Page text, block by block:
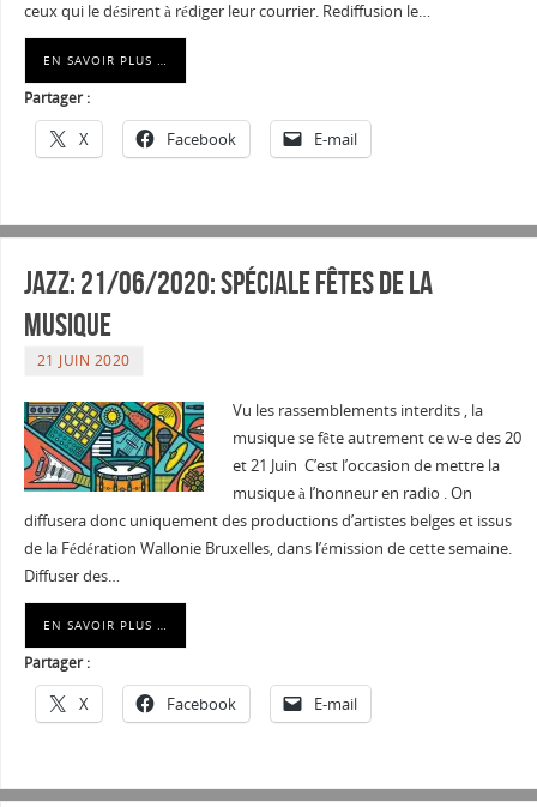
ceux qui le désirent à rédiger leur courrier. Rediffusion le…
EN SAVOIR PLUS …
Partager :
X Facebook E-mail
Jazz: 21/06/2020: Spéciale Fêtes de la
Musique
21 JUIN 2020
Vu les rassemblements interdits , la
musique se fête autrement ce w-e des 20
et 21 Juin C’est l’occasion de mettre la
musique à l’honneur en radio . On
diffusera donc uniquement des productions d’artistes belges et issus
de la Fédération Wallonie Bruxelles, dans l’émission de cette semaine.
Diffuser des…
EN SAVOIR PLUS …
Partager :
X Facebook E-mail